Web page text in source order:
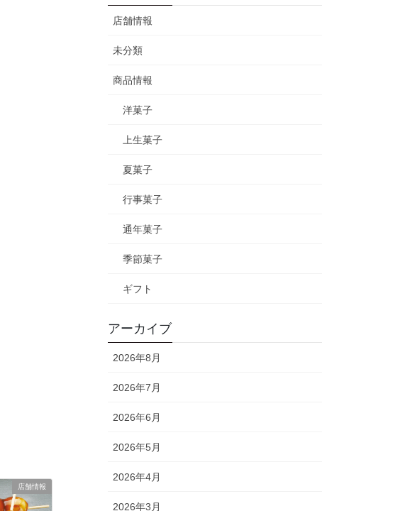
店舗情報
店舗情報
未分類
商品情報
洋菓子
上生菓子
夏菓子
行事菓子
通年菓子
季節菓子
ギフト
アーカイブ
2026年8月
2026年7月
2026年6月
2026年5月
2026年4月
2026年3月